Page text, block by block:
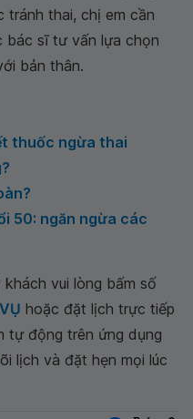
tránh thai, chị em cần
bác sĩ tư vấn lựa chọn
bản thân.
thuốc ngừa thai
50: ngăn ngừa các
vui lòng bấm số
hoặc đặt lịch trực tiếp
tự động trên ứng dụng
lịch và đặt hẹn mọi lúc